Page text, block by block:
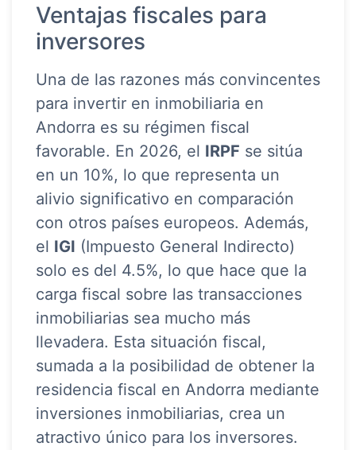
Ventajas fiscales para
inversores
Una de las razones más convincentes
para invertir en inmobiliaria en
Andorra es su régimen fiscal
favorable. En 2026, el IRPF se sitúa
en un 10%, lo que representa un
alivio significativo en comparación
con otros países europeos. Además,
el IGI (Impuesto General Indirecto)
solo es del 4.5%, lo que hace que la
carga fiscal sobre las transacciones
inmobiliarias sea mucho más
llevadera. Esta situación fiscal,
sumada a la posibilidad de obtener la
residencia fiscal en Andorra mediante
inversiones inmobiliarias, crea un
atractivo único para los inversores.